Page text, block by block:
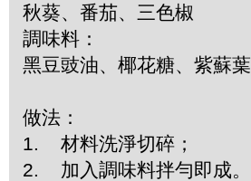
秋葵、番茄、三色椒
調味料：
黑豆豉油、椰花糖、紫蘇葉
做法：
1. 材料洗淨切碎；
2. 加入調味料拌勻即成。